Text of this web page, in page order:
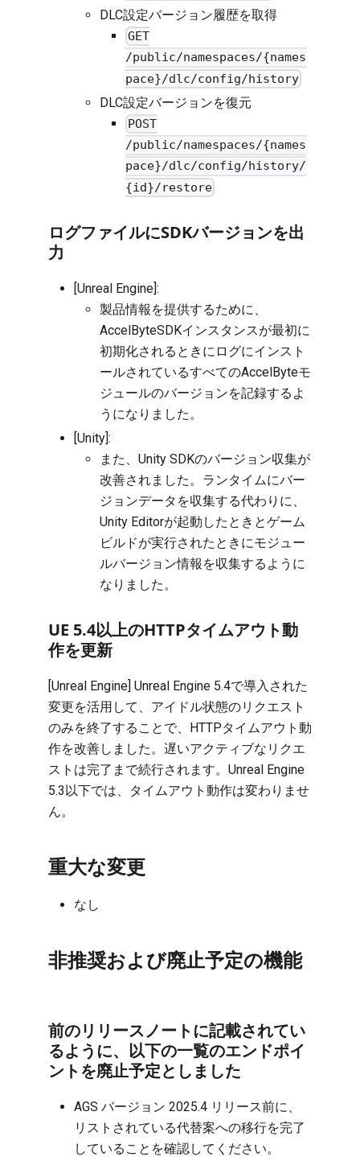
DLC設定バージョン履歴を取得
GET
/public/namespaces/{names
pace}/dlc/config/history
DLC設定バージョンを復元
POST
/public/namespaces/{names
pace}/dlc/config/history/
{id}/restore
ログファイルにSDKバージョンを出
力
[Unreal Engine]:
製品情報を提供するために、
AccelByteSDKインスタンスが最初に
初期化されるときにログにインスト
ールされているすべてのAccelByteモ
ジュールのバージョンを記録するよ
うになりました。
[Unity]:
また、Unity SDKのバージョン収集が
改善されました。ランタイムにバー
ジョンデータを収集する代わりに、
Unity Editorが起動したときとゲーム
ビルドが実行されたときにモジュー
ルバージョン情報を収集するように
なりました。
UE 5.4以上のHTTPタイムアウト動
作を更新
[Unreal Engine] Unreal Engine 5.4で導入された
変更を活用して、アイドル状態のリクエスト
のみを終了することで、HTTPタイムアウト動
作を改善しました。遅いアクティブなリクエ
ストは完了まで続行されます。Unreal Engine
5.3以下では、タイムアウト動作は変わりませ
ん。
重大な変更
なし
非推奨および廃止予定の機能
前のリリースノートに記載されてい
るように、以下の一覧のエンドポイ
ントを廃止予定としました
AGS バージョン 2025.4 リリース前に、
リストされている代替案への移行を完了
していることを確認してください。